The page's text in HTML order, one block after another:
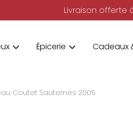
Livraison offerte
Épicerie Cadeaux
Coutet Sauternes 2005